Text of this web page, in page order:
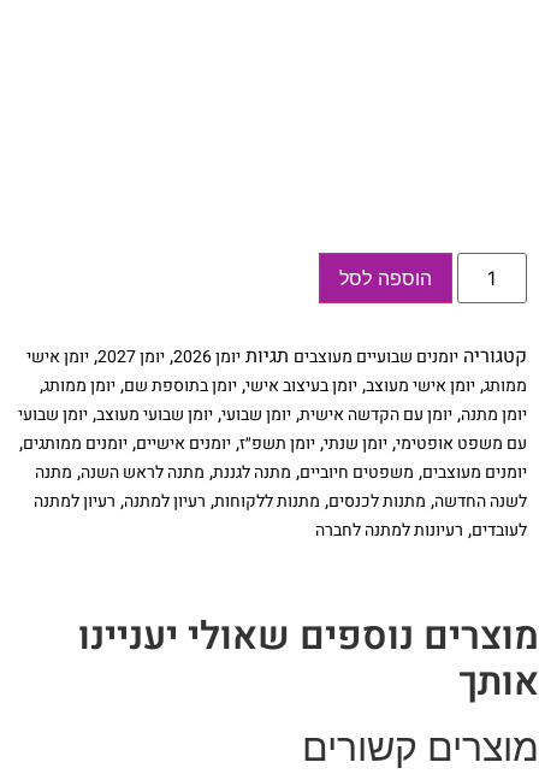
כמות
יומן
עם
שם
והקדשה
אישית,
דגם
פרחוני
הוספה לסל
קטגוריה יומנים שבועיים מעוצבים תגיותיומן 2026 ,יומן 2027 ,יומן אישי
ממותג,יומן אישי מעוצב,יומן בעיצוב אישי,יומן בתוספת שם,יומן ממותג,
יומן מתנה,יומן עם הקדשה אישית,יומן שבועי,יומן שבועי מעוצב,יומן שבועי
עם משפט אופטימי,יומן שנתי,יומן תשפ״ז,יומנים אישיים,יומנים ממותגים,
יומנים מעוצבים,משפטים חיוביים,מתנה לגננת,מתנה לראש השנה,מתנה
לשנה החדשה,מתנות לכנסים,מתנות ללקוחות,רעיון למתנה,רעיון למתנה
לעובדים,רעיונות למתנה לחברה
נוספים שאולי יעניינו
קשורים